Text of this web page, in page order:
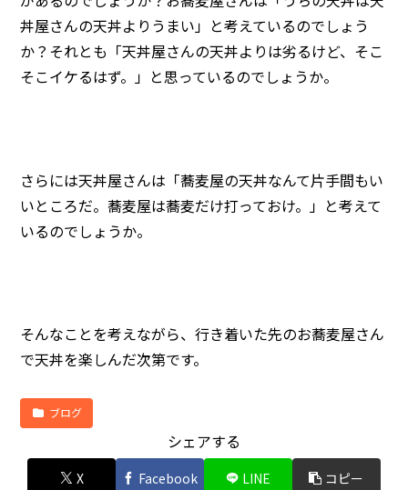
丼屋さんの天丼よりうまい」と考えているのでしょう
か？それとも「天丼屋さんの天丼よりは劣るけど、そこ
そこイケるはず。」と思っているのでしょうか。
さらには天丼屋さんは「蕎麦屋の天丼なんて片手間もい
いところだ。蕎麦屋は蕎麦だけ打っておけ。」と考えて
いるのでしょうか。
そんなことを考えながら、行き着いた先のお蕎麦屋さん
で天丼を楽しんだ次第です。
ブログ
シェアする
X Facebook LINE コピー